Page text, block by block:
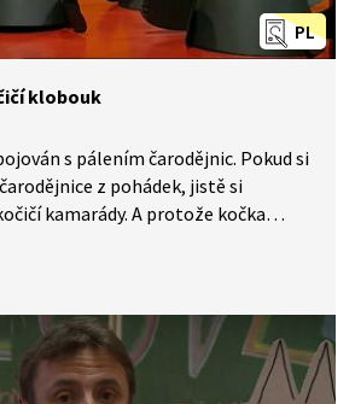
PL
klobouk
s pálením čarodějnic. Pokud si
z pohádek, jistě si
kamarády. A protože kočka
A3, barevné papíry, kousek
voskovky, lepidlo, nůžky, fix,
a tavnou pistoli.